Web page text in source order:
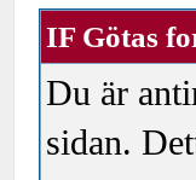
IF Götas
Du är
sidan.